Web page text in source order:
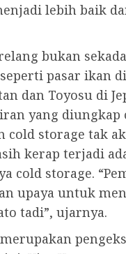
lebih baik
bukan
pasar ikan
dan Toyosu di
yang diungkap
cold storage tak
kerap terjadi
cold storage.
upaya untuk
tadi”, ujarnya.